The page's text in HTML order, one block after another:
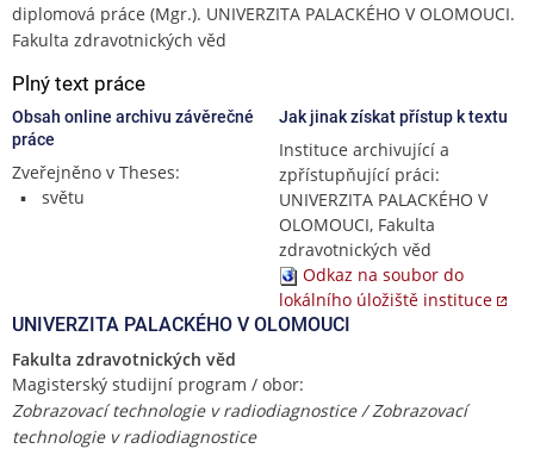
diplomová práce (Mgr.). UNIVERZITA PALACKÉHO V OLOMOUCI.
Fakulta zdravotnických věd
Plný text práce
Obsah online archivu závěrečné
práce
Zveřejněno v Theses:
světu
Jak jinak získat přístup k textu
Instituce archivující a
zpřístupňující práci:
UNIVERZITA PALACKÉHO V
OLOMOUCI, Fakulta
zdravotnických věd
Odkaz na soubor do
lokálního úložiště instituce
UNIVERZITA PALACKÉHO V OLOMOUCI
Fakulta zdravotnických věd
Magisterský studijní program / obor:
Zobrazovací technologie v radiodiagnostice / Zobrazovací
technologie v radiodiagnostice